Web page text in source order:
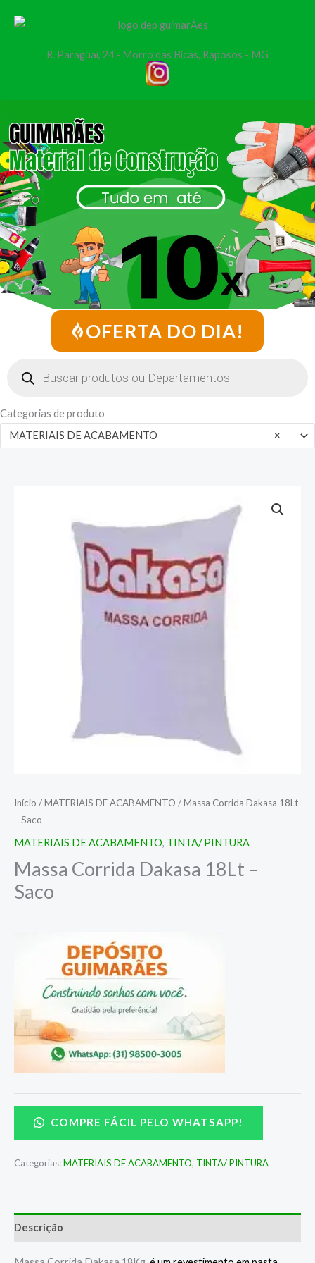
para
R. Paraguai, 24 - Morro das Bicas, Raposos - MG
OFERTA DO DIA!
Categorias de produto
×
MATERIAIS DE ACABAMENTO
Início /MATERIAIS DE ACABAMENTO / Massa Corrida Dakasa 18Lt
– Saco
MATERIAIS DE ACABAMENTO, TINTA/ PINTURA
Massa Corrida Dakasa 18Lt –
Saco
COMPRE FÁCIL PELO WHATSAPP!
Categorias:MATERIAIS DE ACABAMENTO, TINTA/ PINTURA
Descrição